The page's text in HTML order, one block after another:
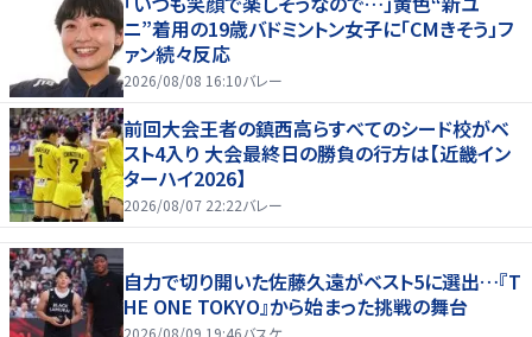
ニ”着用の19歳バドミントン女子に「CMきそう」フ
ァン続々反応
2026/08/08 16:10バレー
前回大会王者の鎮西高らすべてのシード校がベ
スト4入り 大会最終日の勝負の行方は【近畿イン
ターハイ2026】
2026/08/07 22:22バレー
自力で切り開いた佐藤久遠がベスト5に選出…『T
HE ONE TOKYO』から始まった挑戦の舞台
2026/08/09 19:46バスケ